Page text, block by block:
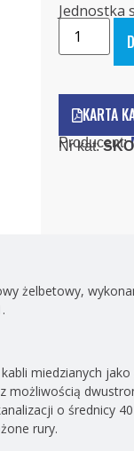
Jednostka
KARTA
Producent:
Nr kat:
żelbetowy,
miedzianych
o średnicy
rury.